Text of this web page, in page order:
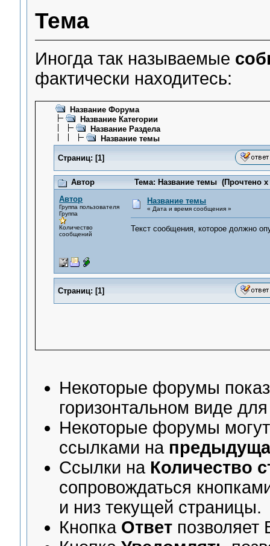
Тема
Иногда так называемые
фактически находитесь:
Название Форума
Название Категории
Название Раздела
Название темы
Страниц: [1]
Автор
Тема: Название темы (Прочтено x
Автор
Группа пользователя
Группа
Количество
сообщений
Название темы
« Дата и время сообщения »
Текст сообщения, которое должно
Страниц: [1]
Некоторые форумы
горизонтальном виде
Некоторые форумы
ссылками на
Ссылки на Количество
сопровождаться
и низ текущей страницы.
Кнопка Ответ